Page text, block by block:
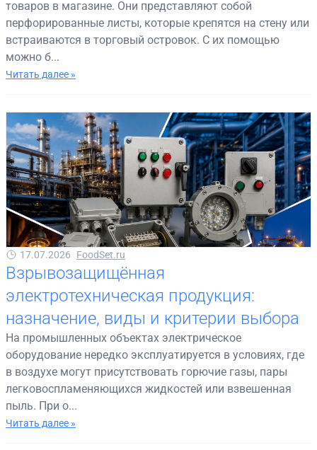
товаров в магазине. Они представляют собой
перфорированные листы, которые крепятся на стену или
встраиваются в торговый островок. С их помощью
можно б...
Читать далее »
17.07.2026 FoodSet.ru
Взрывозащищённая
электротехническая продукция:
назначение, виды и критерии выбора
На промышленных объектах электрическое
оборудование нередко эксплуатируется в условиях, где
в воздухе могут присутствовать горючие газы, пары
легковоспламеняющихся жидкостей или взвешенная
пыль. При о...
Читать далее »